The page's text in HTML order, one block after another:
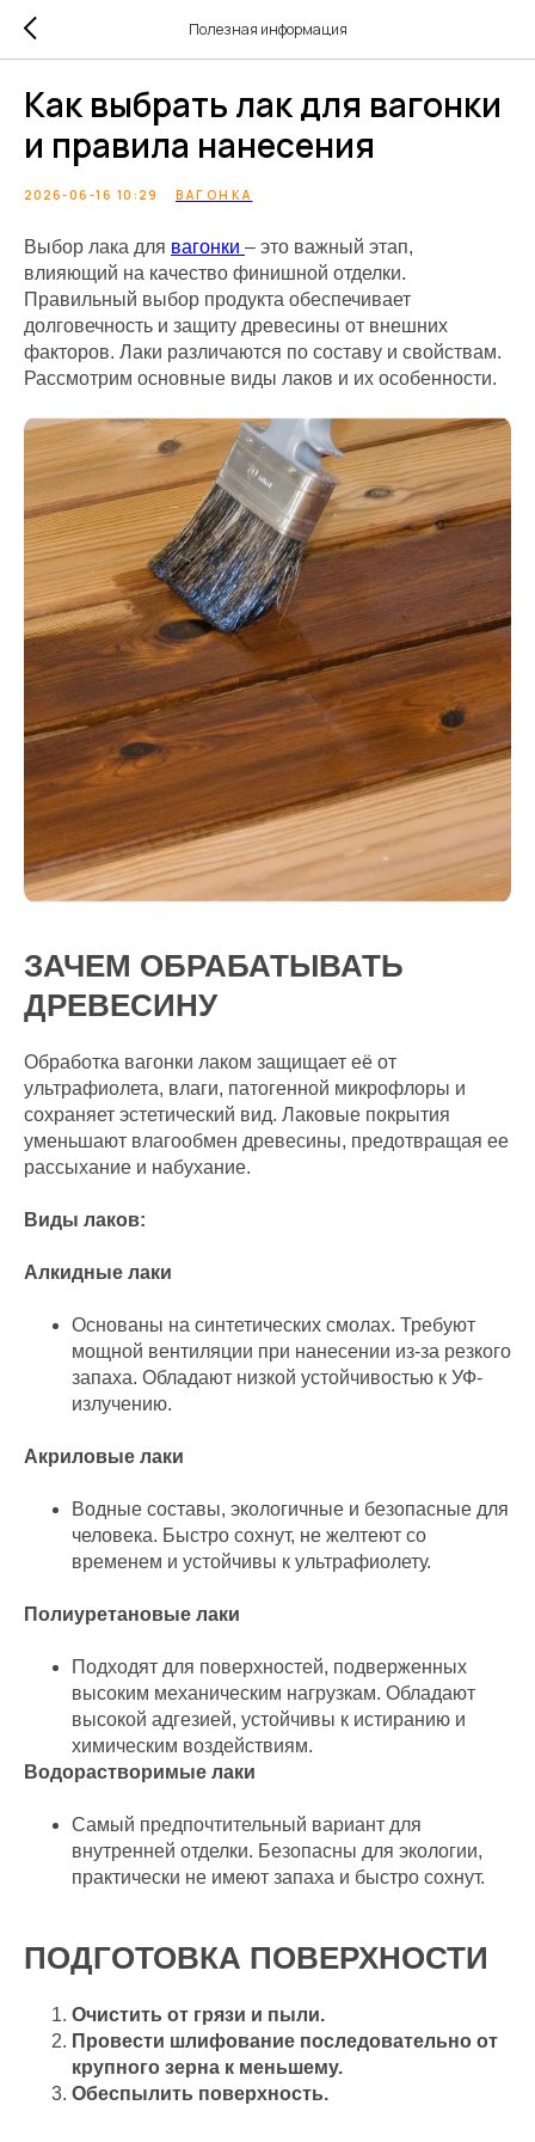
Полезная информация
Как выбрать лак для вагонки
и правила нанесения
2026-06-16 10:29 ВАГОНКА
Выбор лака для вагонки – это важный этап,
влияющий на качество финишной отделки.
Правильный выбор продукта обеспечивает
долговечность и защиту древесины от внешних
факторов. Лаки различаются по составу и свойствам.
Рассмотрим основные виды лаков и их особенности.
ЗАЧЕМ ОБРАБАТЫВАТЬ
ДРЕВЕСИНУ
Обработка вагонки лаком защищает её от
ультрафиолета, влаги, патогенной микрофлоры и
сохраняет эстетический вид. Лаковые покрытия
уменьшают влагообмен древесины, предотвращая ее
рассыхание и набухание.
Виды лаков:
Алкидные лаки
Основаны на синтетических смолах. Требуют
мощной вентиляции при нанесении из-за резкого
запаха. Обладают низкой устойчивостью к УФ-
излучению.
Акриловые лаки
Водные составы, экологичные и безопасные для
человека. Быстро сохнут, не желтеют со
временем и устойчивы к ультрафиолету.
Полиуретановые лаки
Подходят для поверхностей, подверженных
высоким механическим нагрузкам. Обладают
высокой адгезией, устойчивы к истиранию и
химическим воздействиям.
Водорастворимые лаки
Самый предпочтительный вариант для
внутренней отделки. Безопасны для экологии,
практически не имеют запаха и быстро сохнут.
ПОДГОТОВКА ПОВЕРХНОСТИ
Очистить от грязи и пыли.
Провести шлифование последовательно от
крупного зерна к меньшему.
Обеспылить поверхность.